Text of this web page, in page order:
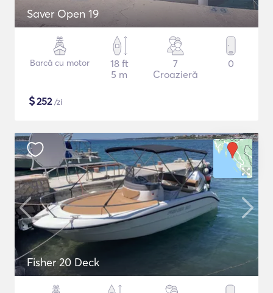
Saver Open 19
Barcă cu motor
18 ft
5 m
7
Croazieră
0
$252/zi
Fisher 20 Deck